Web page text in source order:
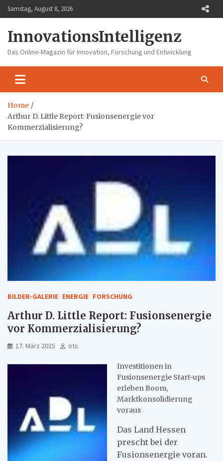
Skip
to
Samstag, August 8, 2026
InnovationsIntelligenz
Das Online-Magazin für Innovation, Forschung und Entwicklung
Home
Arthur D. Little Report: Fusionsenergie vor
Kommerzialisierung?
BILDER-GALERIE ENERGIE FORSCHUNG
Arthur D. Little Report: Fusionsenergie
vor Kommerzialisierung?
17. März 2025 ots
Investitionen in
Fusionsenergie Start-ups
erleben Boom,
Marktkonsolidierung
voraus
Das Land Hessen
prescht bei der
Fusionsenergie voran.